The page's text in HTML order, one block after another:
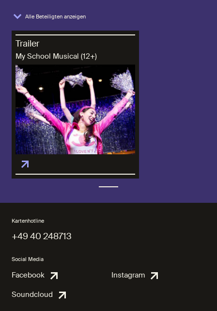
Alle Beteiligten anzeigen
Trailer
My School Musical (12+)
Kartenhotline
+49 40 248713
Social Media
Facebook FacebookInstagram
Soundcloud